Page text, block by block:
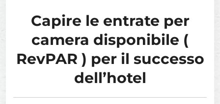
Capire le entrate per
camera disponibile (
RevPAR ) per il successo
dell’hotel